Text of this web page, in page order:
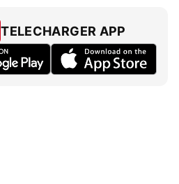
TELECHARGER APP